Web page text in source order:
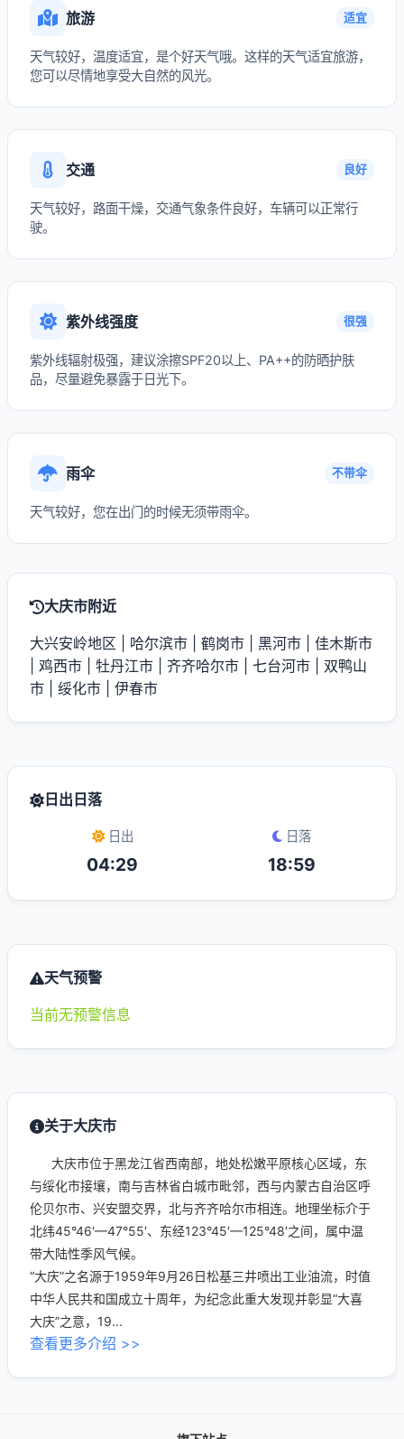
旅游 适宜
天气较好，温度适宜，是个好天气哦。这样的天气适宜旅游，
您可以尽情地享受大自然的风光。
交通 良好
天气较好，路面干燥，交通气象条件良好，车辆可以正常行
驶。
紫外线强度 很强
紫外线辐射极强，建议涂擦SPF20以上、PA++的防晒护肤
品，尽量避免暴露于日光下。
雨伞 不带伞
天气较好，您在出门的时候无须带雨伞。
大庆市附近
大兴安岭地区 哈尔滨市 鹤岗市 黑河市
佳木斯市
鸡西市 牡丹江市 齐齐哈尔市 七台河市
双鸭山
市
绥化市 伊春市
日出日落
日出
04:29
日落
18:59
天气预警
当前无预警信息
关于大庆市
大庆市位于黑龙江省西南部，地处松嫩平原核心区域，东
与绥化市接壤，南与吉林省白城市毗邻，西与内蒙古自治区呼
伦贝尔市、兴安盟交界，北与齐齐哈尔市相连。地理坐标介于
北纬45°46′—47°55′、东经123°45′—125°48′之间，属中温
带大陆性季风气候。
“大庆”之名源于1959年9月26日松基三井喷出工业油流，时值
中华人民共和国成立十周年，为纪念此重大发现并彰显“大喜
大庆”之意，19...
查看更多介绍 >>